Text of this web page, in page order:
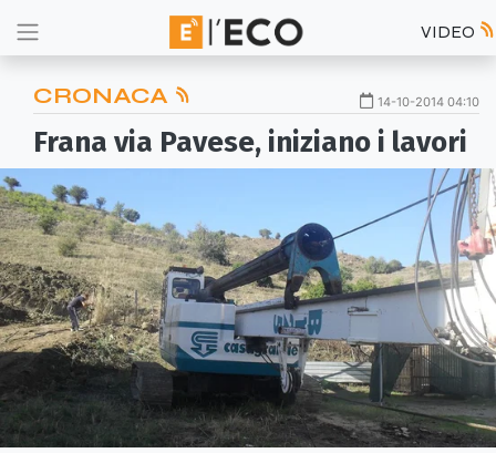
VIDEO
CRONACA 14-10-2014 04:10
Frana via Pavese, iniziano i lavori